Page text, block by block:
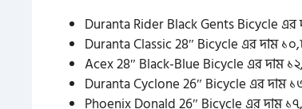
Duranta Rider Black Gents Bicycle এর
Duranta Classic 28″ Bicycle এর দাম
Acex 28″ Black-Blue Bicycle এর দাম
Duranta Cyclone 26″ Bicycle এর দাম
Phoenix Donald 26″ Bicycle এর দাম